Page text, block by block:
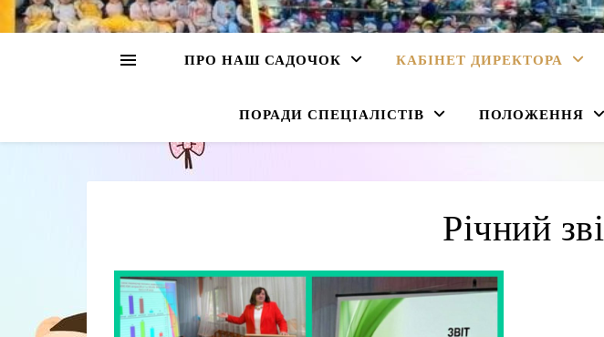
ПРО НАШ САДОЧОК КАБІНЕТ ДИРЕКТОРА
ПОРАДИ СПЕЦІАЛІСТІВ ПОЛОЖЕННЯ
Річний